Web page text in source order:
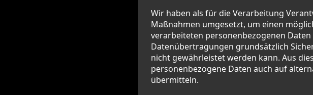
Wir haben als für die Verarbeitung
Maßnahmen umgesetzt, um einen
verarbeiteten personenbezogenen
Datenübertragungen grundsätzlich
nicht gewährleistet werden kann. Aus
personenbezogene Daten auch auf
übermitteln.